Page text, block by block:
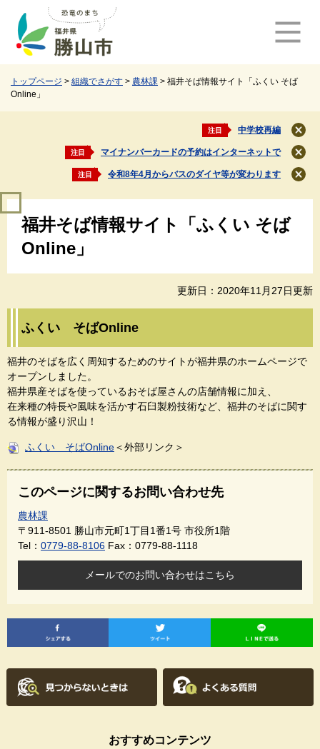
トップページ > 組織でさがす > 農林課 > 福井そば情報サイト「ふくい そば
Online」
注目 中学校再編
閉
じ
る
注目 マイナンバーカードの予約はインターネットで
閉
じ
る
注目 令和8年4月からバスのダイヤ等が変わります
閉
福井そば情報サイト「ふくい そば
Online」
更新日：2020年11月27日更新
ふくい そばOnline
福井のそばを広く周知するためのサイトが福井県のホームページで
オープンしました。
福井県産そばを使っているおそば屋さんの店舗情報に加え、
在来種の特長や風味を活かす石臼製粉技術など、福井のそばに関す
る情報が盛り沢山！
ふくい そばOnline＜外部リンク＞
このページに関するお問い合わせ先
農林課
〒911-8501 勝山市元町1丁目1番1号 市役所1階
Tel： 0779-88-8106 Fax：0779-88-1118
メールでのお問い合わせはこちら
おすすめコンテンツ